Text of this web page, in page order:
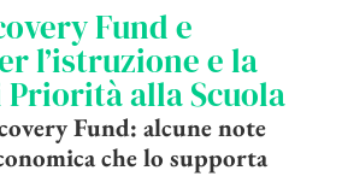
Fund e
l’istruzione e la
alla Scuola
Fund: alcune note
che lo supporta